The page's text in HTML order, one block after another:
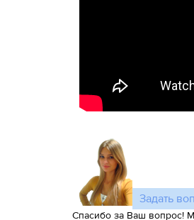
Задать
Спасибо за Ваш вопрос!